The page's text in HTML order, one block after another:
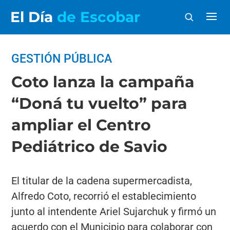
El Día de Escobar
GESTIÓN PÚBLICA
Coto lanza la campaña
“Doná tu vuelto” para
ampliar el Centro
Pediátrico de Savio
El titular de la cadena supermercadista,
Alfredo Coto, recorrió el establecimiento
junto al intendente Ariel Sujarchuk y firmó un
acuerdo con el Municipio para colaborar con